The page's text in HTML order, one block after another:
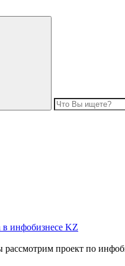
в инфобизнесе KZ